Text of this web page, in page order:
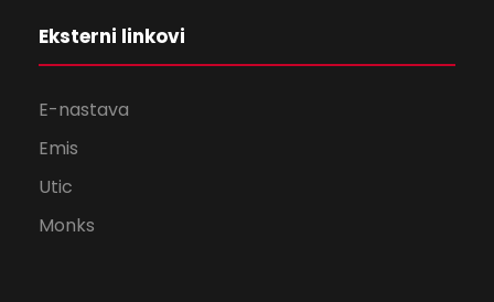
Eksterni linkovi
E-nastava
Emis
Utic
Monks